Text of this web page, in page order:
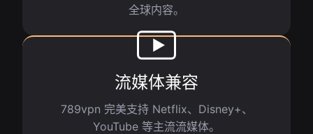
全球内容。
流媒体兼容
789vpn 完美支持 Netflix、Disney+、
YouTube 等主流流媒体。